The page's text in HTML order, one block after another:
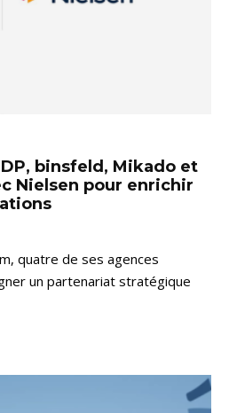
binsfeld, Mikado et
Nielsen pour enrichir
quatre de ses agences
un partenariat stratégique